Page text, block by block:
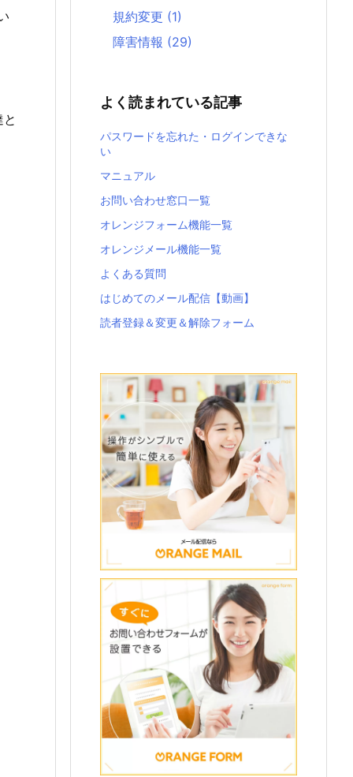
規約変更 (1)
障害情報 (29)
よく読まれている記事
パスワードを忘れた・ログインできな
い
マニュアル
お問い合わせ窓口一覧
オレンジフォーム機能一覧
オレンジメール機能一覧
よくある質問
はじめてのメール配信【動画】
読者登録＆変更＆解除フォーム